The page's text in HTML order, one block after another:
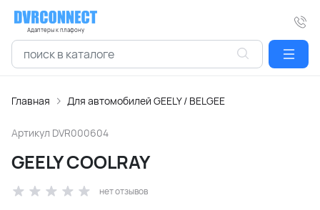
Адаптеры к плафону
Главная Для автомобилей GEELY / BELGEE
Артикул DVR000604
GEELY COOLRAY
нет отзывов